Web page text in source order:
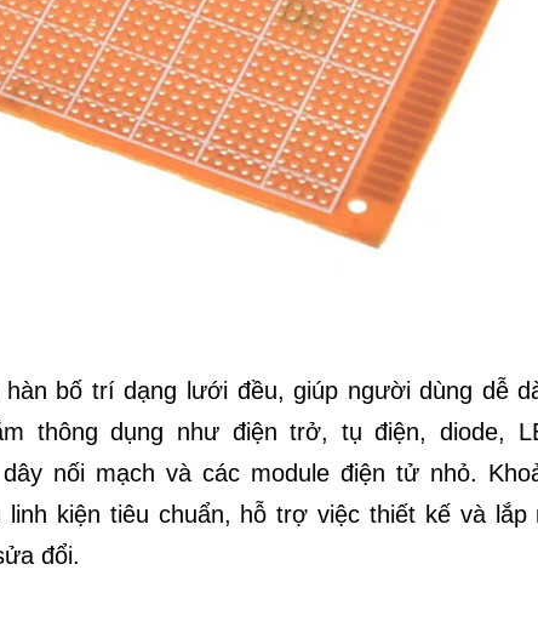
bố trí dạng lưới đều, giúp người dùng dễ
thông dụng như điện trở, tụ điện, diode,
nối mạch và các module điện tử nhỏ.
kiện tiêu chuẩn, hỗ trợ việc thiết kế và lắp
đổi.